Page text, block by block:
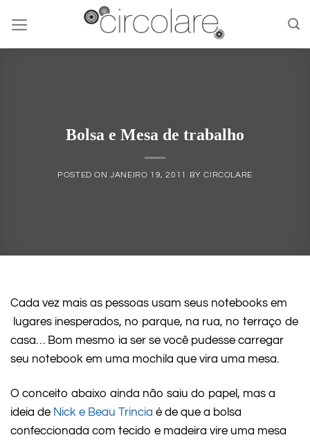
content
Bolsa e Mesa de trabalho
POSTED ONJANEIRO 19, 2011 BYCIRCOLARE
Cada vez mais as pessoas usam seus notebooks em
lugares inesperados, no parque, na rua, no terraço de
casa… Bom mesmo ia ser se você pudesse carregar
seu notebook em uma mochila que vira uma mesa.
O conceito abaixo ainda não saiu do papel, mas a
ideia de Nick e Beau Trincia é de que a bolsa
confeccionada com tecido e madeira vire uma mesa